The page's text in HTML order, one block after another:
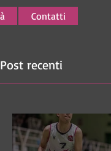
Contatti
Post recenti